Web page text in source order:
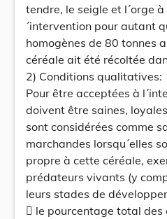
tendre, le seigle et l´orge à
´intervention pour autant
homogènes de 80 tonnes
céréale ait été récoltée
2) Conditions qualitatives:
Pour être acceptées à
doivent être saines,
sont considérées comme
marchandes lorsqu´elles
propre à cette céréale,
prédateurs vivants (y
leurs stades de
 le pourcentage total des